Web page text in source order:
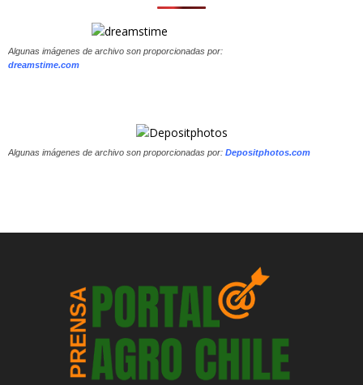
Algunas imágenes de archivo son proporcionadas por:
dreamstime.com
Algunas imágenes de archivo son proporcionadas por: Depositphotos.com